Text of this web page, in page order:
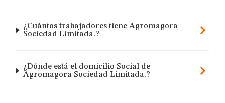
¿Cuántos trabajadores tiene Agromagora
Sociedad Limitada.?
¿Dónde está el domicilio Social de
Agromagora Sociedad Limitada.?